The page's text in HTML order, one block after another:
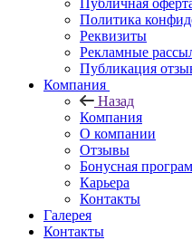
Публичная
Политика
Реквизиты
Рекламные
Публикация
Компания
Назад
Компания
О компании
Отзывы
Бонусная
Карьера
Контакты
Галерея
Контакты